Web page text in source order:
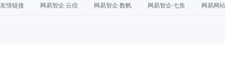
友情链接 网易智企·云信 网易智企·数帆 网易智企·七鱼 网易网